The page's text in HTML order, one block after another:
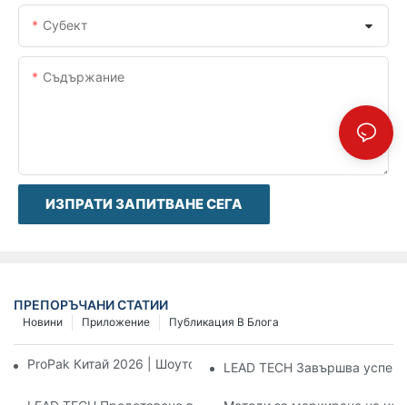
Субект
Съдържание
ИЗПРАТИ ЗАПИТВАНЕ СЕГА
ПРЕПОРЪЧАНИ СТАТИИ
Публикация В Блога
Приложение
Новини
ProPak Китай 2026 | Шоуто свършва, нашата услуга не
LEAD TECH Завършва